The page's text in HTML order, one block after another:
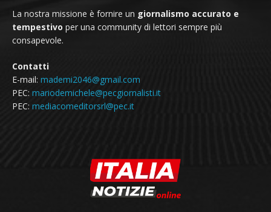
La nostra missione è fornire un giornalismo accurato e
tempestivo per una community di lettori sempre più
consapevole.
Contatti
E-mail: mademi2046@gmail.com
PEC: mariodemichele@pecgiornalisti.it
PEC: mediacomeditorsrl@pec.it